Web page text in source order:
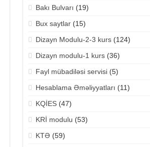
Bakı Bulvarı (19)
Bux saytlar(15)
Dizayn Modulu-2-3 kurs(124)
Dizayn modulu-1 kurs(36)
Fayl mübadiləsi servisi(5)
Hesablama Əməliyyatları (11)
KQİES(47)
KRİ modulu (53)
KTƏ (59)